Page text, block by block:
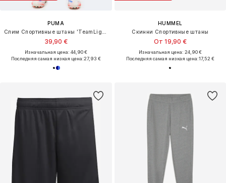
PUMA
39,90 €
Изначальная цена: 44,90 €
Последняя самая низкая цена:27,93 €
HUMMEL
Скинни Спортивные штаны
От 19,90 €
Изначальная цена: 24,90 €
Последняя самая низкая цена:17,52 €